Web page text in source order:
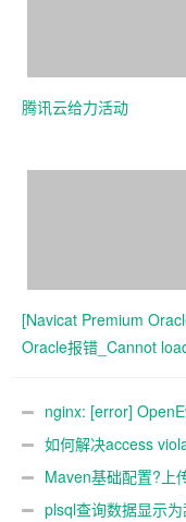
腾讯云给力活动
[Navicat Premium
Oracle报错_Cannot
nginx: [error]
The system
如何解决access
Maven基础配置?上
plsql查询数据显示